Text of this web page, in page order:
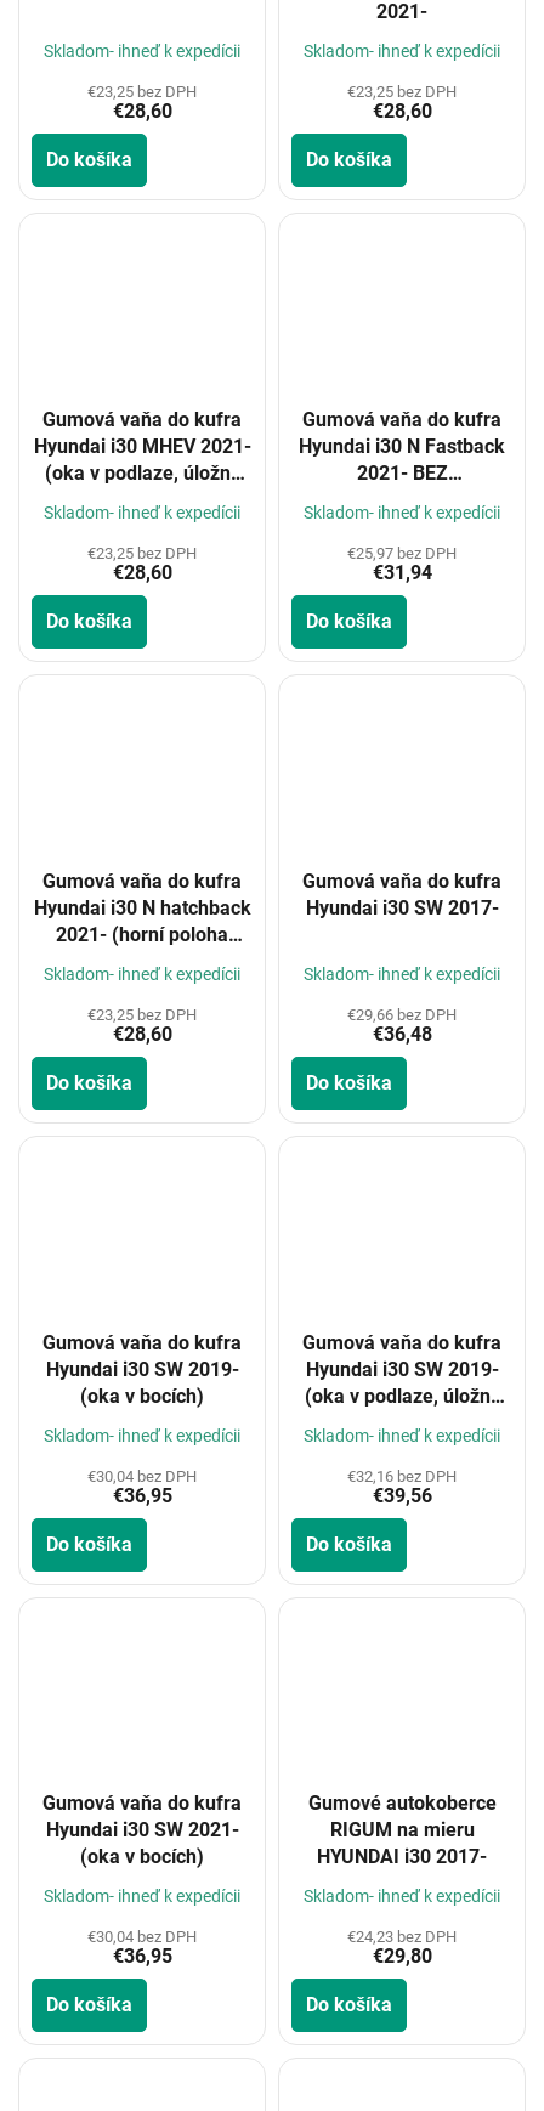
Skladom- ihneď k expedícii
€23,25 bez DPH
€28,60
Do košíka
2021-
Skladom- ihneď k expedícii
€23,25 bez DPH
€28,60
Do košíka
Gumová vaňa do kufra
Hyundai i30 MHEV 2021-
(oka v podlaze, úložný
Skladom- ihneď k expedícii
€23,25 bez DPH
€28,60
Do košíka
Gumová vaňa do kufra
Hyundai i30 N Fastback
2021- BEZ
Skladom- ihneď k expedícii
€25,97 bez DPH
€31,94
Do košíka
Gumová vaňa do kufra
Hyundai i30 N hatchback
2021- (horní poloha
Skladom- ihneď k expedícii
€23,25 bez DPH
€28,60
Do košíka
Gumová vaňa do kufra
Hyundai i30 SW 2017-
Skladom- ihneď k expedícii
€29,66 bez DPH
€36,48
Do košíka
Gumová vaňa do kufra
Hyundai i30 SW 2019-
(oka v bocích)
Skladom- ihneď k expedícii
€30,04 bez DPH
€36,95
Do košíka
Gumová vaňa do kufra
Hyundai i30 SW 2019-
(oka v podlaze, úložný
Skladom- ihneď k expedícii
€32,16 bez DPH
€39,56
Do košíka
Gumová vaňa do kufra
Hyundai i30 SW 2021-
(oka v bocích)
Skladom- ihneď k expedícii
€30,04 bez DPH
€36,95
Do košíka
Gumové autokoberce
RIGUM na mieru
HYUNDAI i30 2017-
Skladom- ihneď k expedícii
€24,23 bez DPH
€29,80
Do košíka